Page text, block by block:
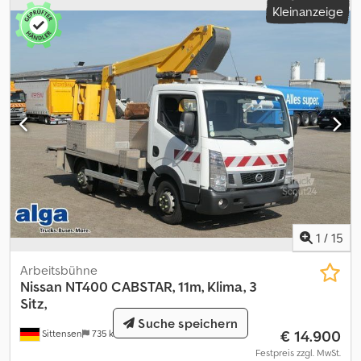
Kleinanzeige
1 / 15
Sittensen 735 km
Arbeitsbühne
Nissan NT400 CABSTAR, 11m, Klima, 3
Sitz,
€ 14.900
Festpreis zzgl. MwSt.
Suche speichern